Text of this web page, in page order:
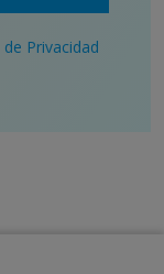
de Privacidad